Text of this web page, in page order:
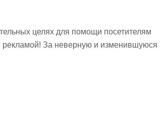
целях для помощи посетителям
рекламой! За неверную и изменившуюся